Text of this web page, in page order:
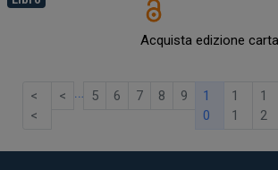
Acquista edizione
<
<
< … 5 6 7 8 9
1
0
1
1
1
2